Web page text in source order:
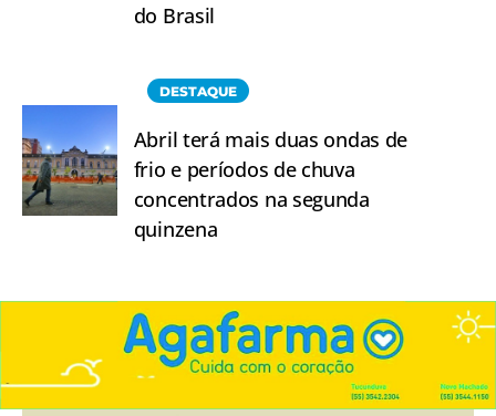
do Brasil
DESTAQUE
Abril terá mais duas ondas de
frio e períodos de chuva
concentrados na segunda
quinzena